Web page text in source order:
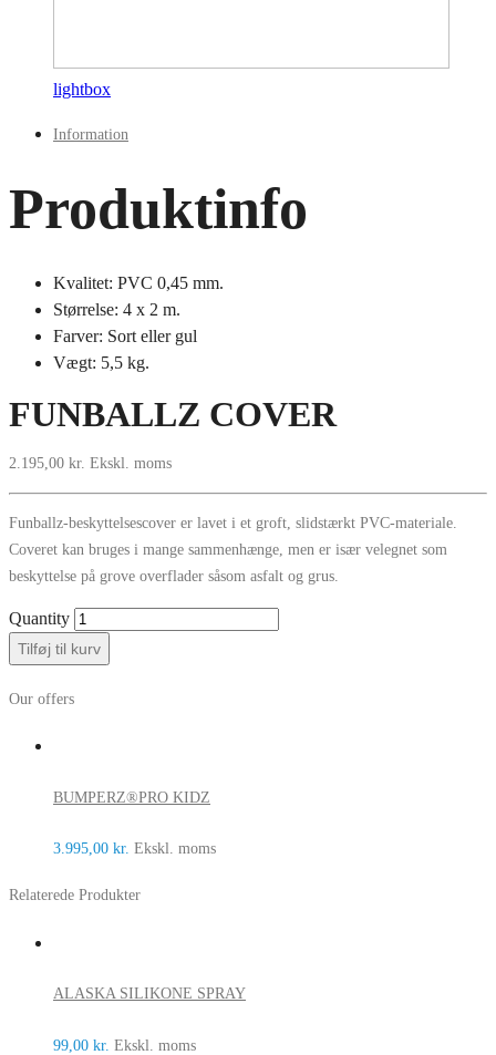
lightbox
Information
Produktinfo
Kvalitet: PVC 0,45 mm.
Størrelse: 4 x 2 m.
Farver: Sort eller gul
Vægt: 5,5 kg.
FUNBALLZ COVER
2.195,00 kr. Ekskl. moms
Funballz-beskyttelsescover er lavet i et groft, slidstærkt PVC-materiale.
Coveret kan bruges i mange sammenhænge, men er især velegnet som
beskyttelse på grove overflader såsom asfalt og grus.
Quantity
Tilføj til kurv
Our offers
BUMPERZ®PRO KIDZ
3.995,00 kr. Ekskl. moms
Relaterede Produkter
ALASKA SILIKONE SPRAY
99,00 kr. Ekskl. moms